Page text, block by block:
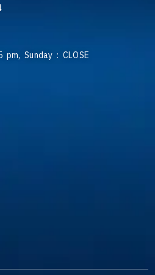
Sunday : CLOSE